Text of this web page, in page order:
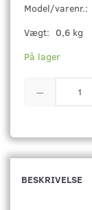
Model/varenr.:
Vægt: 0,6 kg
På lager
BESKRIVELSE